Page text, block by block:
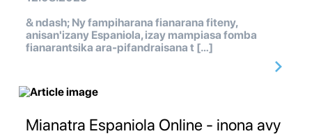
& ndash; Ny fampiharana fianarana fiteny,
anisan'izany Espaniola, izay mampiasa fomba
fianarantsika ara-pifandraisana t […]
Mianatra Espaniola Online - inona avy